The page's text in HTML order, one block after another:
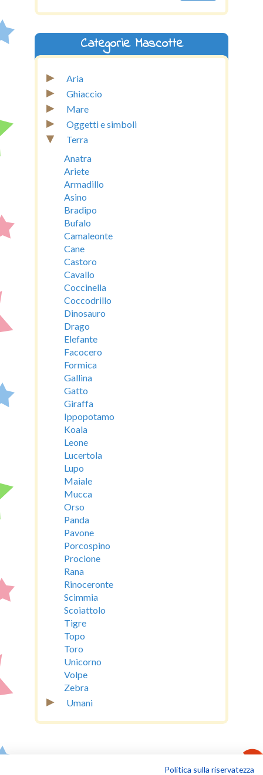
Categorie Mascotte
▸ Aria
▸ Ghiaccio
▸ Mare
▸ Oggetti e simboli
▾
Terra
Anatra
Ariete
Armadillo
Asino
Bradipo
Bufalo
Camaleonte
Cane
Castoro
Cavallo
Coccinella
Coccodrillo
Dinosauro
Drago
Elefante
Facocero
Formica
Gallina
Gatto
Giraffa
Ippopotamo
Koala
Leone
Lucertola
Lupo
Maiale
Mucca
Orso
Panda
Pavone
Porcospino
Procione
Rana
Rinoceronte
Scimmia
Scoiattolo
Tigre
Topo
Toro
Unicorno
Volpe
Zebra
▸ Umani
Politica sulla riservatezza